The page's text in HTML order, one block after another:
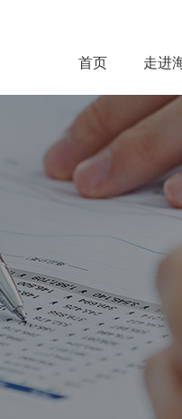
首页 走进